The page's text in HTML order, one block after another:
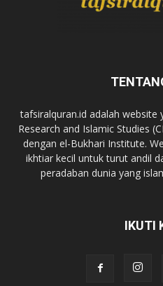
tafsiralquran.id adalah website
Research and Islamic Studies
dengan el-Bukhari Institute.
ikhtiar kecil untuk turut andil
peradaban dunia yang
IKUTI